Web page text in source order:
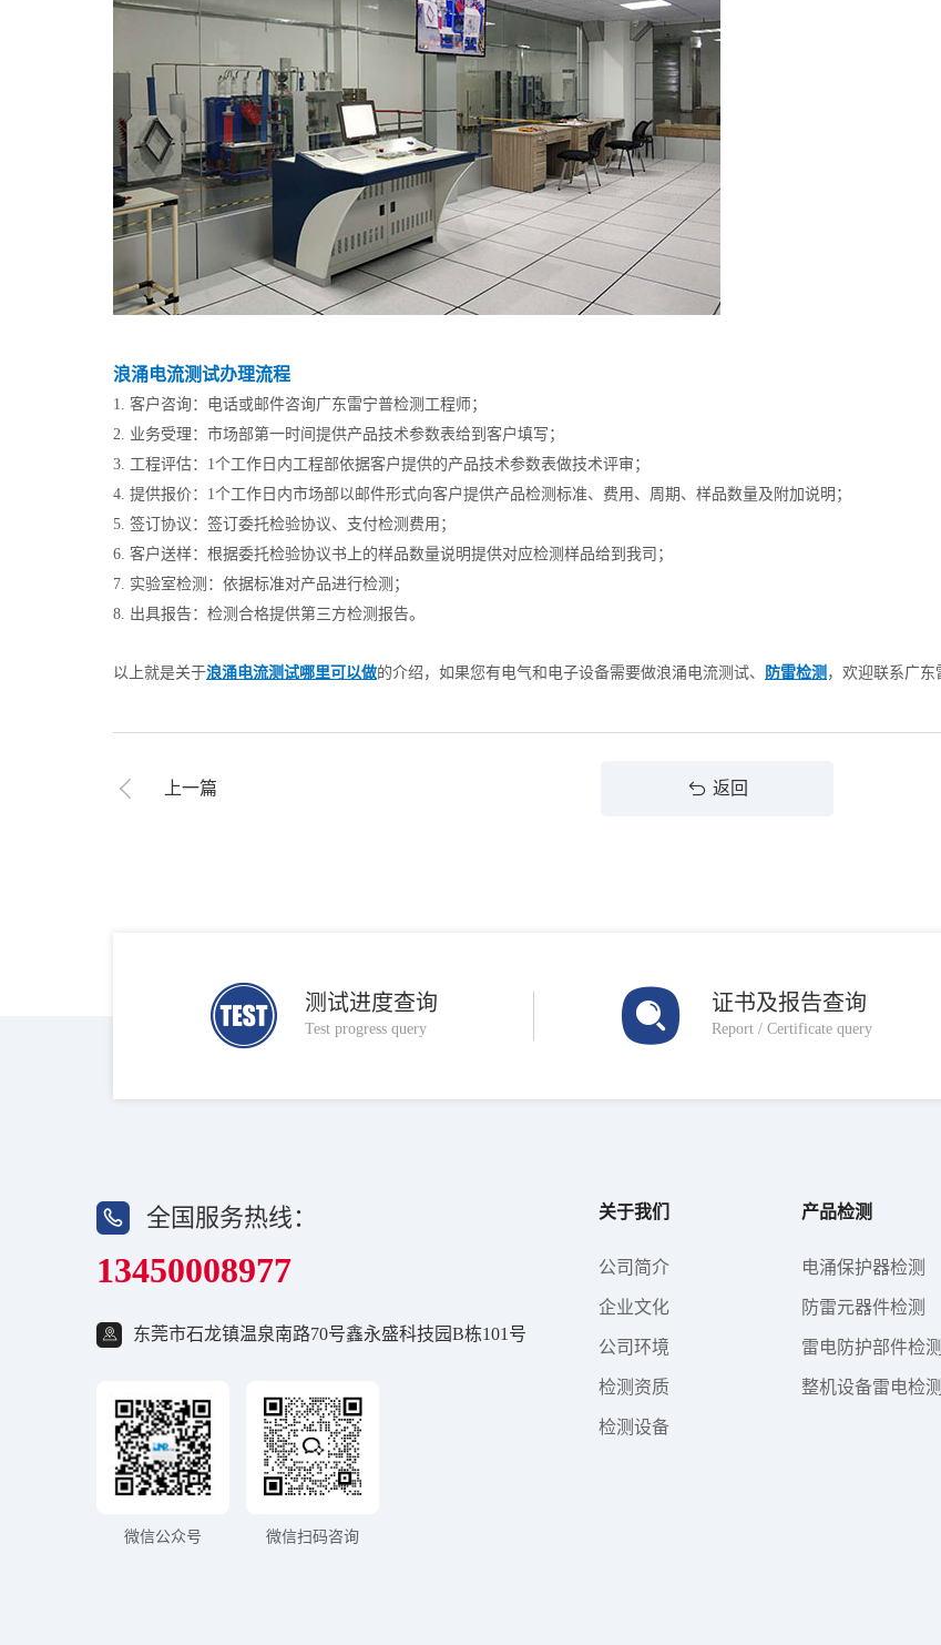
浪涌电流测试办理流程
1. 客户咨询：电话或邮件咨询广东雷宁普检测工程师；
2. 业务受理：市场部第一时间提供产品技术参数表给到客户填写；
3. 工程评估：1个工作日内工程部依据客户提供的产品技术参数表做技术评审；
4. 提供报价：1个工作日内市场部以邮件形式向客户提供产品检测标准、费用、周期、样品数量及附加说明；
5. 签订协议：签订委托检验协议、支付检测费用；
6. 客户送样：根据委托检验协议书上的样品数量说明提供对应检测样品给到我司；
7. 实验室检测：依据标准对产品进行检测；
8. 出具报告：检测合格提供第三方检测报告。
以上就是关于浪涌电流测试哪里可以做的介绍，如果您有电气和电子设备需要做浪涌电流测试、 防雷检测 ，欢迎联系广东
上一篇 返回
测试进度查询
Test progress query
证书及报告查询
Report / Certificate query
全国服务热线：
13450008977
东莞市石龙镇温泉南路70号鑫永盛科技园B栋101号
微信公众号 微信扫码咨询
关于我们
公司简介
企业文化
公司环境
检测资质
检测设备
产品检测
电涌保护器检测
防雷元器件检测
雷电防护部件检测
整机设备雷电检测